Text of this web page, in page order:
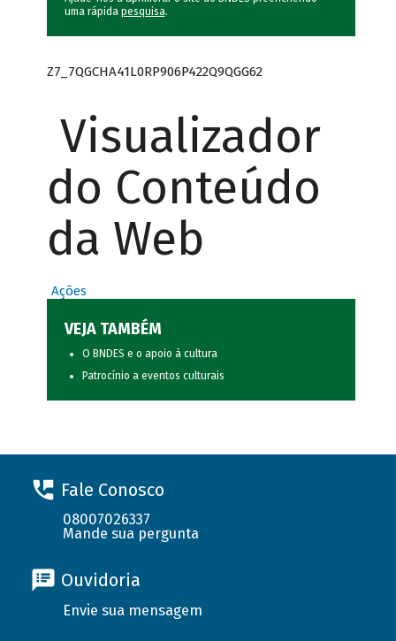
uma rápida pesquisa.
Z7_7QGCHA41L0RP906P422Q9QGG62
Visualizador
do Conteúdo
da Web
Ações
VEJA TAMBÉM
O BNDES e o apoio à cultura
Patrocínio a eventos culturais
Fale Conosco
08007026337
Mande sua pergunta
Ouvidoria
Envie sua mensagem